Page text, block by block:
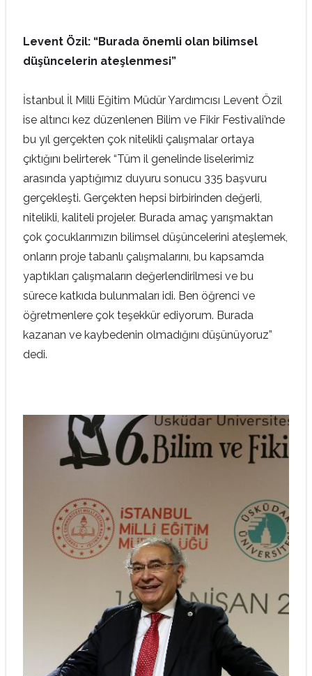
Levent Özil: “Burada önemli olan bilimsel
düşüncelerin ateşlenmesi”
İstanbul İl Milli Eğitim Müdür Yardımcısı Levent Özil
ise altıncı kez düzenlenen Bilim ve Fikir Festivali’nde
bu yıl gerçekten çok nitelikli çalışmalar ortaya
çıktığını belirterek “Tüm il genelinde liselerimiz
arasında yaptığımız duyuru sonucu 335 başvuru
gerçekleşti. Gerçekten hepsi birbirinden değerli,
nitelikli, kaliteli projeler. Burada amaç yarışmaktan
çok çocuklarımızın bilimsel düşüncelerini ateşlemek,
onların proje tabanlı çalışmalarını, bu kapsamda
yaptıkları çalışmaların değerlendirilmesi ve bu
sürece katkıda bulunmaları idi. Ben öğrenci ve
öğretmenlere çok teşekkür ediyorum. Burada
kazanan ve kaybedenin olmadığını düşünüyoruz”
dedi.